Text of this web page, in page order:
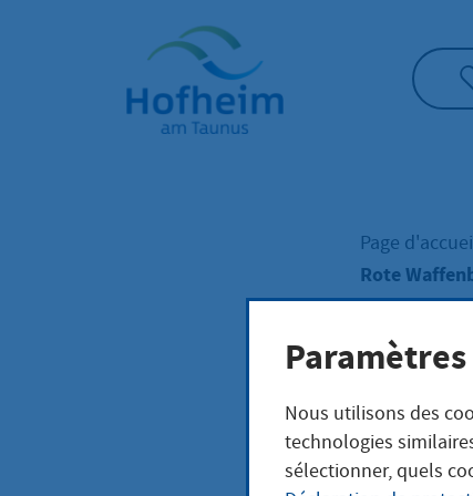
Accueil"
Page
Rote
für
Nous utilisons des
technologies
sélectionner, quels